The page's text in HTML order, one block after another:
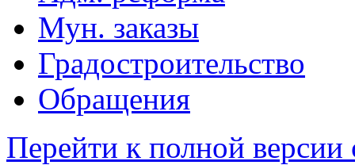
Мун. заказы
Градостроительство
Обращения
Перейти к полной версии